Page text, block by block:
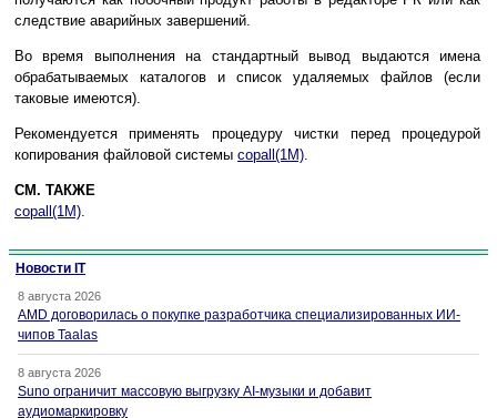
следствие аварийных завершений.
Во время выполнения на стандартный вывод выдаются имена
обрабатываемых каталогов и список удаляемых файлов (если
таковые имеются).
Рекомендуется применять процедуру чистки перед процедурой
копирования файловой системы copall(1M).
СМ. ТАКЖЕ
copall(1M).
Новости IT
8 августа 2026
AMD договорилась о покупке разработчика специализированных ИИ-
чипов Taalas
8 августа 2026
Suno ограничит массовую выгрузку AI-музыки и добавит
аудиомаркировку